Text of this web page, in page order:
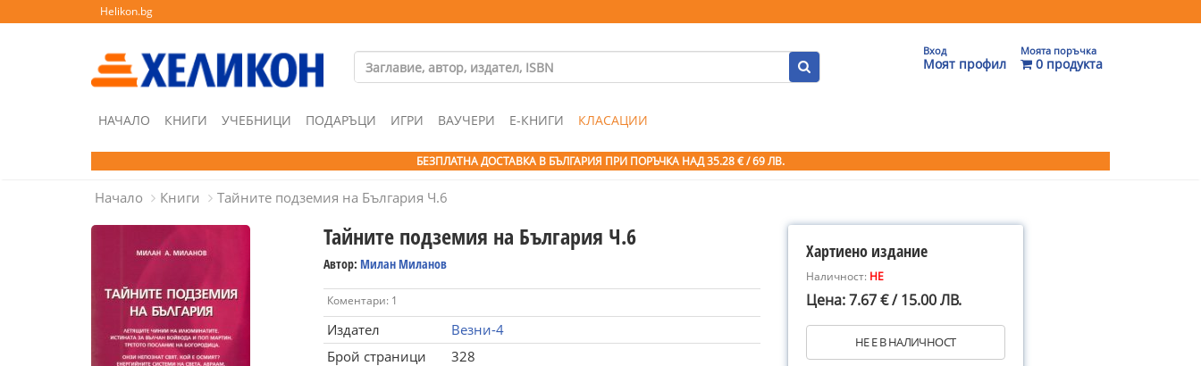
Helikon.bg
Вход
Моят профил
Моята поръчка
0 продукта
НАЧАЛО КНИГИ УЧЕБНИЦИ ПОДАРЪЦИ ИГРИ ВАУЧЕРИ Е-КНИГИ КЛАСАЦИИ
БЕЗПЛАТНА ДОСТАВКА В БЪЛГАРИЯ ПРИ ПОРЪЧКА НАД 35.28 € / 69 ЛВ.
Начало Книги Тайните подземия на България Ч.6
Тайните подземия на България Ч.6
Автор: Милан Миланов
Коментари: 1
Издател
Везни-4
Брой страници
328
Хартиено издание
Наличност: НЕ
Цена: 7.67 € / 15.00 ЛВ.
НЕ Е В НАЛИЧНОСТ